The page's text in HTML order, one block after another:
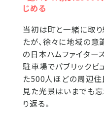
じめる
当初は町と一緒に取
たが、徐々に地域の意
の日本ハムファイター
駐車場でパブリックビ
た500人ほどの周辺
見た光景はいまでも
り返る。